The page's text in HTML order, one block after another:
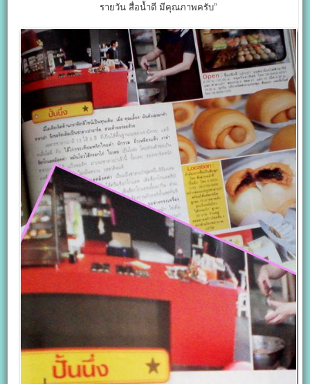
รายวัน สื่อน้ำดี มีคุณภาพครับ”